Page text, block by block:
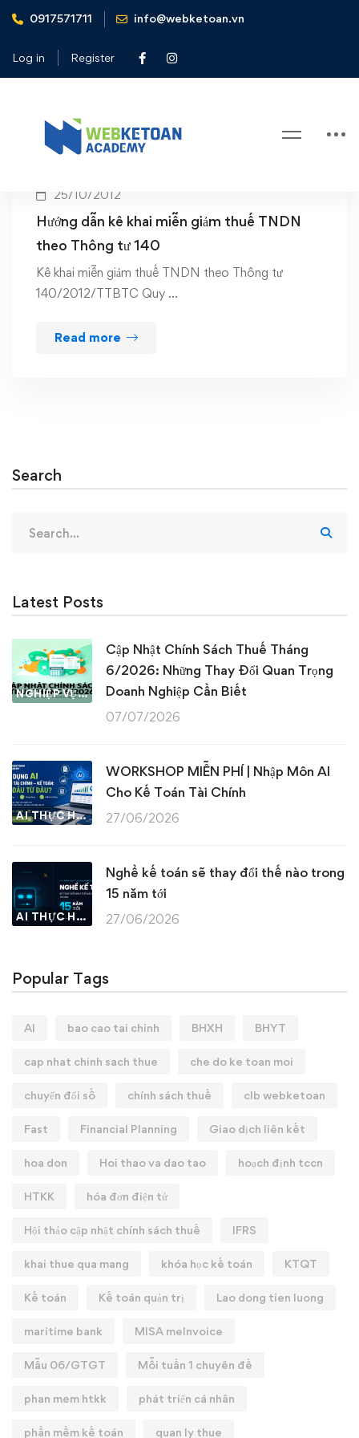
0917571711 info@webketoan.vn
Log in Register
Home ke khai mien giam thue
Tag: ke khai mien giam thue
25/10/2012
Hướng dẫn kê khai miễn giảm thuế TNDN
theo Thông tư 140
Kê khai miễn giảm thuế TNDN theo Thông tư
140/2012/TTBTC Quy …
Read more
Search
for:
Latest Posts
NGHIỆP VỤ KẾ TOÁN & THUẾ
Cập Nhật Chính Sách Thuế Tháng
6/2026: Những Thay Đổi Quan Trọng
Doanh Nghiệp Cần Biết
07/07/2026
AI THỰC HÀNH
WORKSHOP MIỄN PHÍ | Nhập Môn AI
Cho Kế Toán Tài Chính
27/06/2026
AI THỰC HÀNH
Nghề kế toán sẽ thay đổi thế nào trong
15 năm tới
27/06/2026
Popular Tags
AI bao cao tai chinh BHXH BHYT
cap nhat chinh sach thue che do ke toan moi
chuyển đổi số chính sách thuế clb webketoan
Fast Financial Planning Giao dịch liên kết
hoa don Hoi thao va dao tao hoạch định tccn
HTKK hóa đơn điện tử
Hội thảo cập nhật chính sách thuế IFRS
khai thue qua mang khóa học kế toán KTQT
Kế toán Kế toán quản trị Lao dong tien luong
maritime bank MISA meInvoice
Mẫu 06/GTGT Mỗi tuần 1 chuyên đề
phan mem htkk phát triển cá nhân
phần mềm kế toán quan ly thue